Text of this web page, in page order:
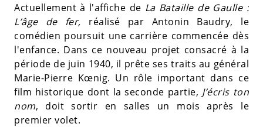
Actuellement à l'affiche de La Bataille de Gaulle :
L’âge de fer, réalisé par Antonin Baudry, le
comédien poursuit une carrière commencée dès
l'enfance. Dans ce nouveau projet consacré à la
période de juin 1940, il prête ses traits au général
Marie-Pierre Kœnig. Un rôle important dans ce
film historique dont la seconde partie, J’écris ton
nom, doit sortir en salles un mois après le
premier volet.